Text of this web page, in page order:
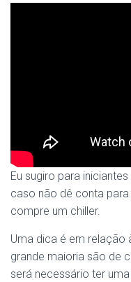
Eu sugiro para
caso não dê conta
compre um chiller.
Uma dica é em
grande maioria são de
será necessário ter